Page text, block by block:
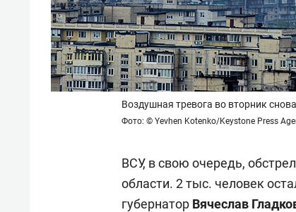
Воздушная тревога во вторник
Фото: © Yevhen Kotenko/Keystone Press
ВСУ, в свою очередь,
области. 2 тыс. человек
губернатор Вячеслав